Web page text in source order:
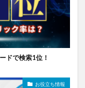
ドで検索1位！
お役立ち情報